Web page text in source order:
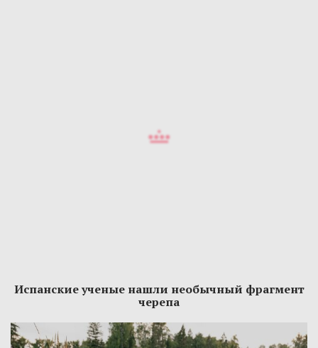
Испанские ученые нашли необычный фрагмент
черепа